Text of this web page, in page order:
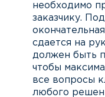
необходимо
заказчику.
сдается на
должен быть
чтобы
все вопросы
любого